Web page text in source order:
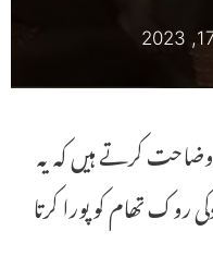
کرتے ہیں کہ یہ
روک تھام کو پورا کرتا